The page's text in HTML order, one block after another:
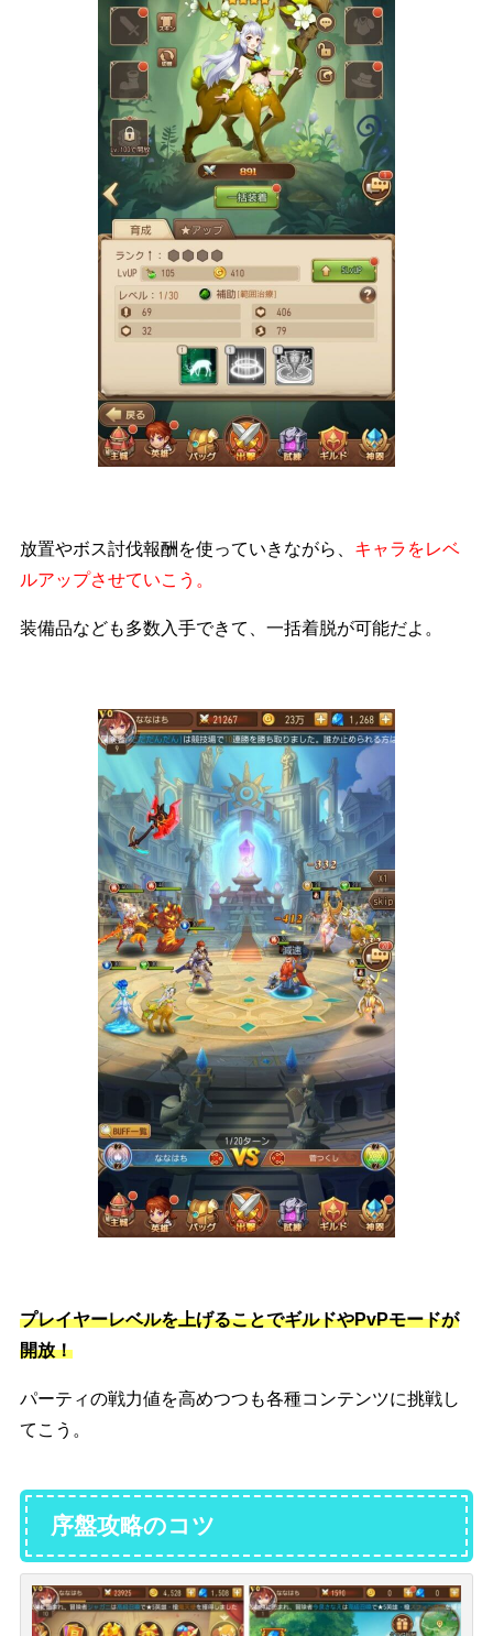
放置やボス討伐報酬を使っていきながら、 キャラをレベ
ルアップさせていこう。
装備品なども多数入手できて、一括着脱が可能だよ。
プレイヤーレベルを上げることでギルドやPvPモードが
開放！
パーティの戦力値を高めつつも各種コンテンツに挑戦し
てこう。
序盤攻略のコツ